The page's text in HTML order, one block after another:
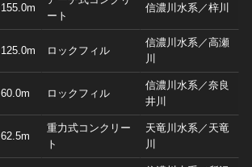
155.0m
ート
信濃川水系／梓川
125.0m ロックフィル
信濃川水系／高瀬
川
60.0m ロックフィル
信濃川水系／奈良
井川
62.5m
重力式コンクリー
ト
天竜川水系／天竜
川